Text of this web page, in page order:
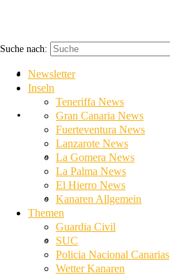
Newsletter
Inseln
Teneriffa News
Gran Canaria News
Fuerteventura News
Suche nach:
Newsletter
Inseln
Teneriffa News
Gran Canaria News
Fuerteventura News
Lanzarote News
La Gomera News
La Palma News
El Hierro News
Kanaren Allgemein
Themen
Guardia Civil
SUC
Policia Nacional Canarias
Wetter Kanaren